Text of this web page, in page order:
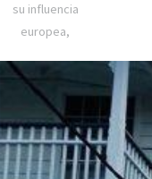
su influencia
europea,